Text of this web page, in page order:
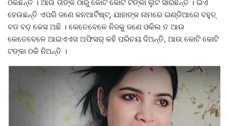
ଠକିଛନ୍ତି । ଆଉ ତାଙ୍କ ଠାରୁ କୋଟି କୋଟି ଟଙ୍କା ଲୁଟି ସାରିଛନ୍ତି । ଇଏ
ହେଉଛନ୍ତି ଏପରି ଜଣେ କନଆର୍ଟିଷ୍ଟ୍, ଯାହାଙ୍କ ନାମରେ ଇଣ୍ଡିଆରେ ବହୁତ୍
ବଡ ବଡ଼ କେସ ଅଛି । କେତେବେଳେ ନିଜକୁ ଜଣେ ଓକିଲ ତ ଆଉ
କେତେବେଳେ ଆଇଏଏସ ଅଫିସର୍ କହି ପରିଚୟ ଦିଅନ୍ତି, ଆଉ କୋଟି କୋଟି
ଟଙ୍କା ଠକି ନିଅନ୍ତି ।